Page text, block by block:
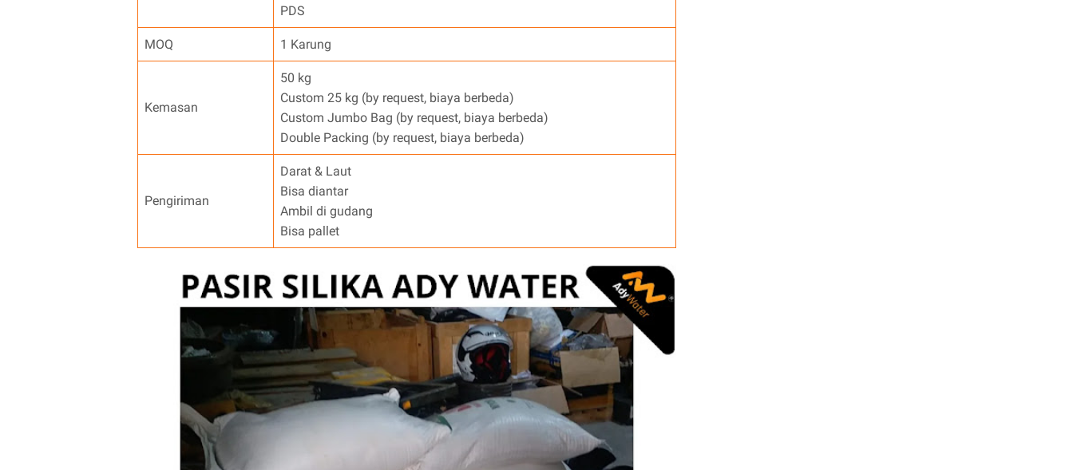
PDS
MOQ 1 Karung
Kemasan
50 kg
Custom 25 kg (by request, biaya berbeda)
Custom Jumbo Bag (by request, biaya berbeda)
Double Packing (by request, biaya berbeda)
Pengiriman
Darat & Laut
Bisa diantar
Ambil di gudang
Bisa pallet